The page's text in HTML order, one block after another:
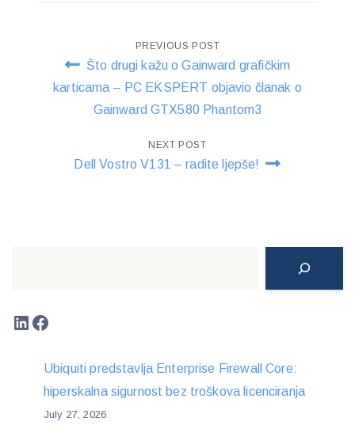
Post
navigation
PREVIOUS POST
Što drugi kažu o Gainward grafičkim
karticama – PC EKSPERT objavio članak o
Gainward GTX580 Phantom3
NEXT POST
Dell Vostro V131 – radite ljepše!
LinkedIn
Facebook
Ubiquiti predstavlja Enterprise Firewall Core:
hiperskalna sigurnost bez troškova licenciranja
July 27, 2026